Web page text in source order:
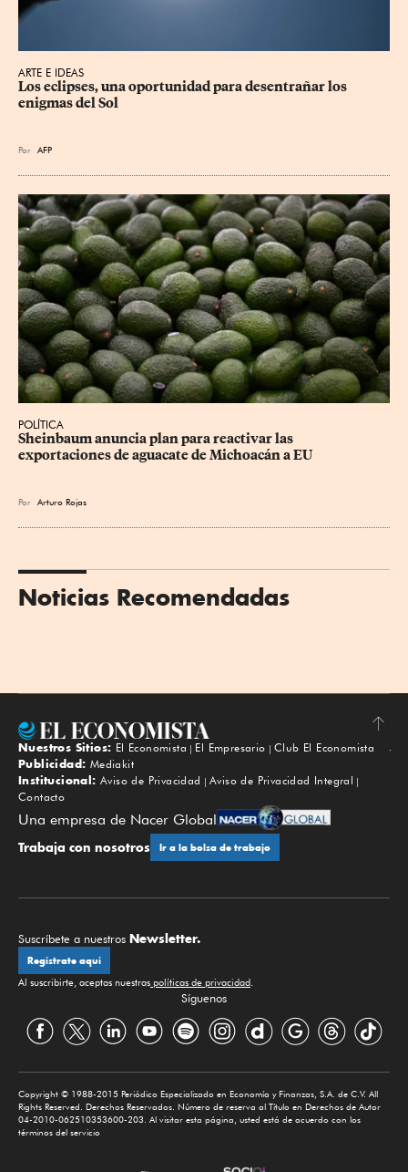
ARTE E IDEAS
Los eclipses, una oportunidad para desentrañar los
enigmas del Sol
Por AFP
POLÍTICA
Sheinbaum anuncia plan para reactivar las
exportaciones de aguacate de Michoacán a EU
Por Arturo Rojas
Noticias Recomendadas
Subir
Nuestros Sitios: El Economista El Empresario
Club El Economista
Publicidad: Mediakit
Institucional: Aviso de Privacidad
Aviso de Privacidad Integral
Contacto
Una empresa de Nacer Global
Trabaja con nosotros Ir a la bolsa de trabajo
Suscríbete a nuestros Newsletter.
Regístrate aquí
Al suscribirte, aceptas nuestras políticas de privacidad.
Síguenos
Copyright © 1988-2015 Periódico Especializado en Economía y Finanzas, S.A. de C.V. All
Rights Reserved. Derechos Reservados. Número de reserva al Título en Derechos de Autor
04-2010-062510353600-203. Al visitar esta página, usted está de acuerdo con los
términos del servicio